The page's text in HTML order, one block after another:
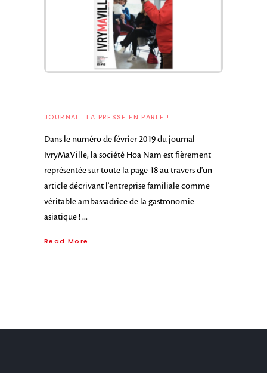
JOURNAL LA PRESSE EN PARLE !
Dans le numéro de février 2019 du journal
IvryMaVille, la société Hoa Nam est fièrement
représentée sur toute la page 18 au travers d'un
article décrivant l'entreprise familiale comme
véritable ambassadrice de la gastronomie
asiatique !
Read More